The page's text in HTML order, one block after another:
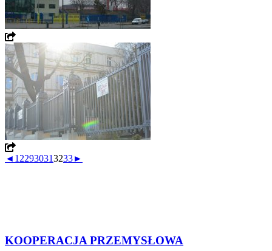
◄ 122930313233►
KOOPERACJA PRZEMYSŁOWA